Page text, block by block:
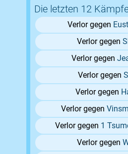
Die letzten 12
Verlor gegen
Verlor gegen
Verlor gegen
Verlor gegen
Verlor gegen
Verlor gegen
Verlor gegen 1
Verlor gegen